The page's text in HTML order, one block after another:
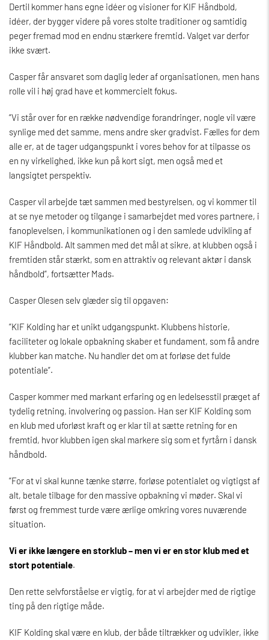
Dertil kommer hans egne idéer og visioner for KIF Håndbold,
idéer, der bygger videre på vores stolte traditioner og samtidig
peger fremad mod en endnu stærkere fremtid. Valget var derfor
ikke svært.
Casper får ansvaret som daglig leder af organisationen, men hans
rolle vil i høj grad have et kommercielt fokus.
”Vi står over for en række nødvendige forandringer, nogle vil være
synlige med det samme, mens andre sker gradvist. Fælles for dem
alle er, at de tager udgangspunkt i vores behov for at tilpasse os
en ny virkelighed, ikke kun på kort sigt, men også med et
langsigtet perspektiv.
Casper vil arbejde tæt sammen med bestyrelsen, og vi kommer til
at se nye metoder og tilgange i samarbejdet med vores partnere, i
fanoplevelsen, i kommunikationen og i den samlede udvikling af
KIF Håndbold. Alt sammen med det mål at sikre, at klubben også i
fremtiden står stærkt, som en attraktiv og relevant aktør i dansk
håndbold”, fortsætter Mads.
Casper Olesen selv glæder sig til opgaven:
”KIF Kolding har et unikt udgangspunkt. Klubbens historie,
faciliteter og lokale opbakning skaber et fundament, som få andre
klubber kan matche. Nu handler det om at forløse det fulde
potentiale”.
Casper kommer med markant erfaring og en ledelsesstil præget af
tydelig retning, involvering og passion. Han ser KIF Kolding som
en klub med uforløst kraft og er klar til at sætte retning for en
fremtid, hvor klubben igen skal markere sig som et fyrtårn i dansk
håndbold.
”For at vi skal kunne tænke større, forløse potentialet og vigtigst af
alt, betale tilbage for den massive opbakning vi møder. Skal vi
først og fremmest turde være ærlige omkring vores nuværende
situation.
Vi er ikke længere en storklub – men vi er en stor klub med et
stort potentiale.
Den rette selvforståelse er vigtig, for at vi arbejder med de rigtige
ting på den rigtige måde.
KIF Kolding skal være en klub, der både tiltrækker og udvikler, ikke